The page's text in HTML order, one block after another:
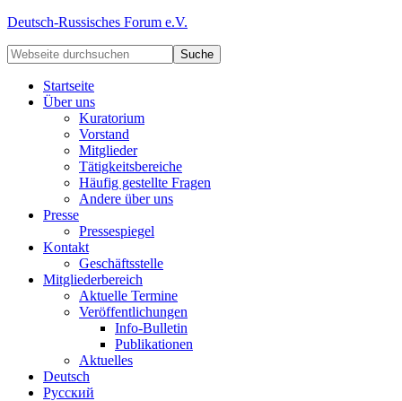
Deutsch-Russisches Forum e.V.
Startseite
Über uns
Kuratorium
Vorstand
Mitglieder
Tätigkeitsbereiche
Häufig gestellte Fragen
Andere über uns
Presse
Pressespiegel
Kontakt
Geschäftsstelle
Mitgliederbereich
Aktuelle Termine
Veröffentlichungen
Info-Bulletin
Publikationen
Aktuelles
Deutsch
Русский